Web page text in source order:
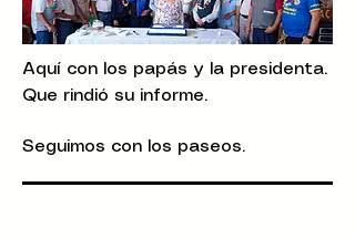
Aquí con los papás y la presidenta.
Que rindió su informe.
Seguimos con los paseos.